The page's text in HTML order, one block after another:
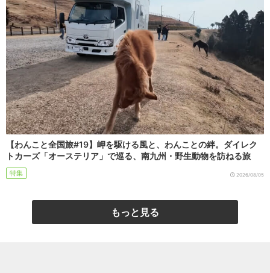
【わんこと全国旅#19】岬を駆ける風と、わんことの絆。ダイレク
トカーズ「オーステリア」で巡る、南九州・野生動物を訪ねる旅
特集 2026/08/05
もっと見る